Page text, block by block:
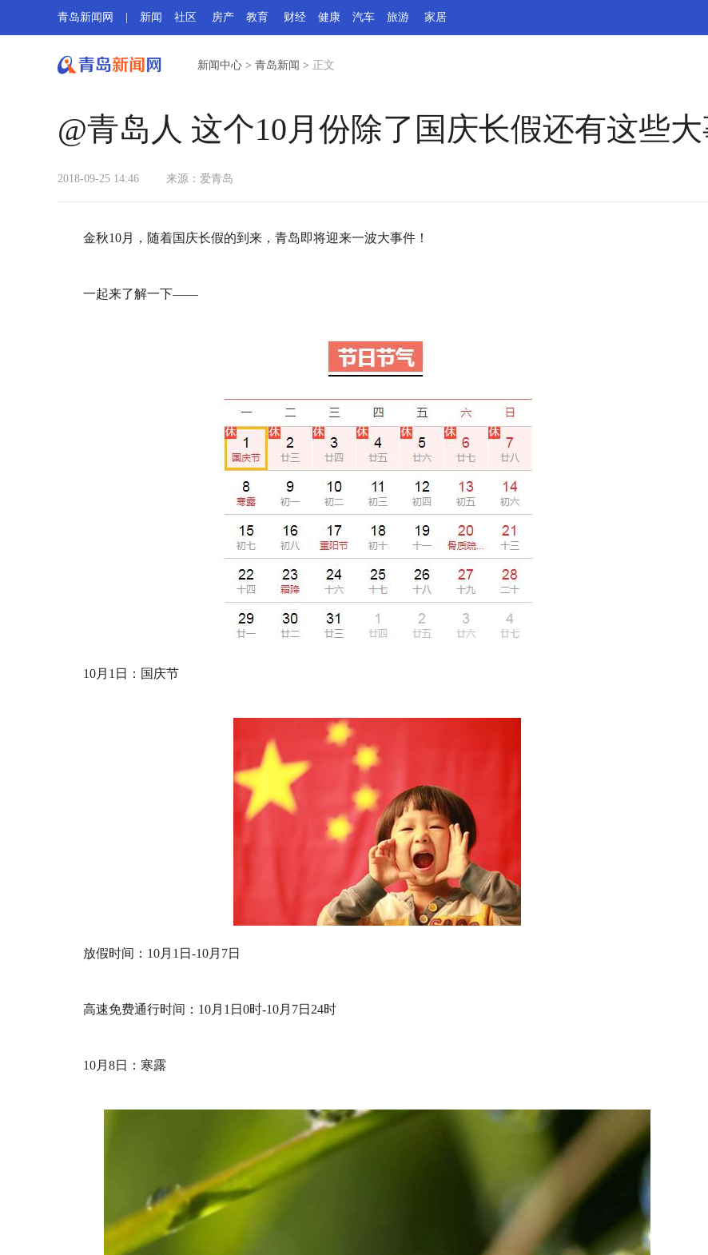
青岛新闻网 新闻 社区 房产 教育 财经 健康 汽车 旅游 家居
新闻中心 > 青岛新闻 > 正文
@青岛人 这个10月份除了国庆长假还有这些
2018-09-25 14:46 来源： 爱青岛
金秋10月，随着国庆长假的到来，青岛即将迎来一波大事件！
一起来了解一下——
10月1日：国庆节
放假时间：10月1日-10月7日
高速免费通行时间：10月1日0时-10月7日24时
10月8日：寒露